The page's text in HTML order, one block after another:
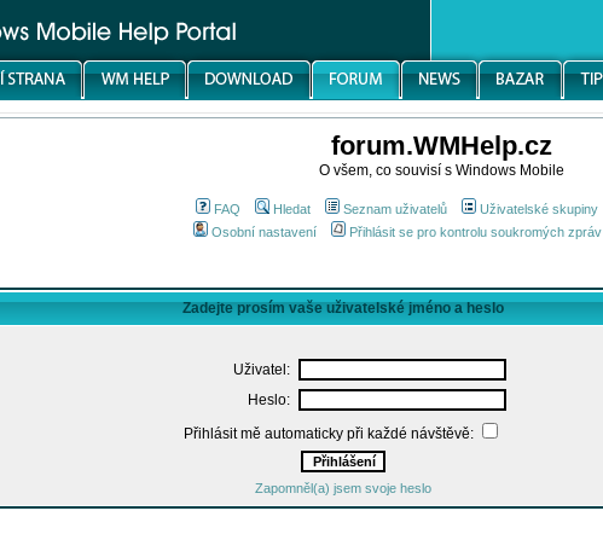
forum.WMHelp.cz
O všem, co souvisí s Windows Mobile
FAQ Hledat Seznam uživatelů Uživatelské skupiny
Osobní nastavení
Přihlásit se pro kontrolu soukromých zpráv
Zadejte prosím vaše uživatelské jméno a heslo
Uživatel:
Heslo:
Přihlásit mě automaticky při každé návštěvě:
Zapomněl(a) jsem svoje heslo